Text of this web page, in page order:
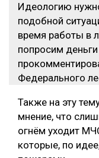
Идеологию
подобной
время работы в
попросим
Федерального
Также на эту
мнение, что
огнём уходит
которые, по